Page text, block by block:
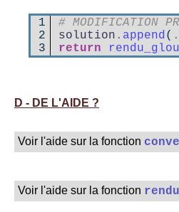
1
2
3
# MODIFICATION
solution . append(
return
D - DE L'AIDE ?
Voir l'aide sur la fonction
Voir l'aide sur la fonction